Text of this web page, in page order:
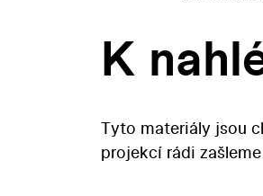
K
Tyto materiály jsou
projekcí rádi